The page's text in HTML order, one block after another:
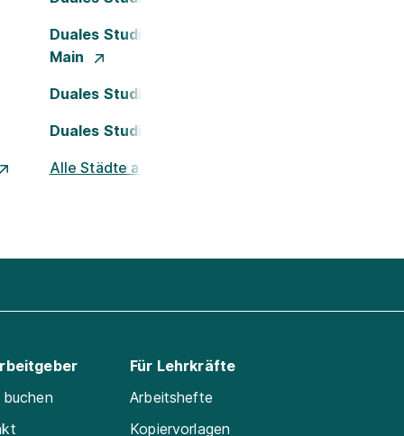
Duales Studium Frankfurt am
Main
Duales Studium Köln
Duales Studium Nürnberg
Alle Städte ansehen
Für Lehrkräfte
Arbeitshefte
Kopiervorlagen